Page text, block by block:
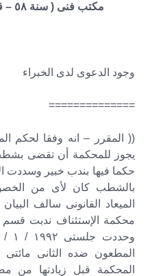
مكتب فنى ( سنة ٥٨ – قاعدة ٨٥ – صفحة ٤٨٣ )
وجود الدعوى لدى الخبراء
==============
يجوز للمحكمة أن تقضى
حكما فيها بندب خبير وسددت
بالشطب كان لأى من
الميعاد القانونى سالف
محكمة الإستئناف ندبت قسم
المطعون ضده الثانى مائتى
المحكمة قبل زيادتها